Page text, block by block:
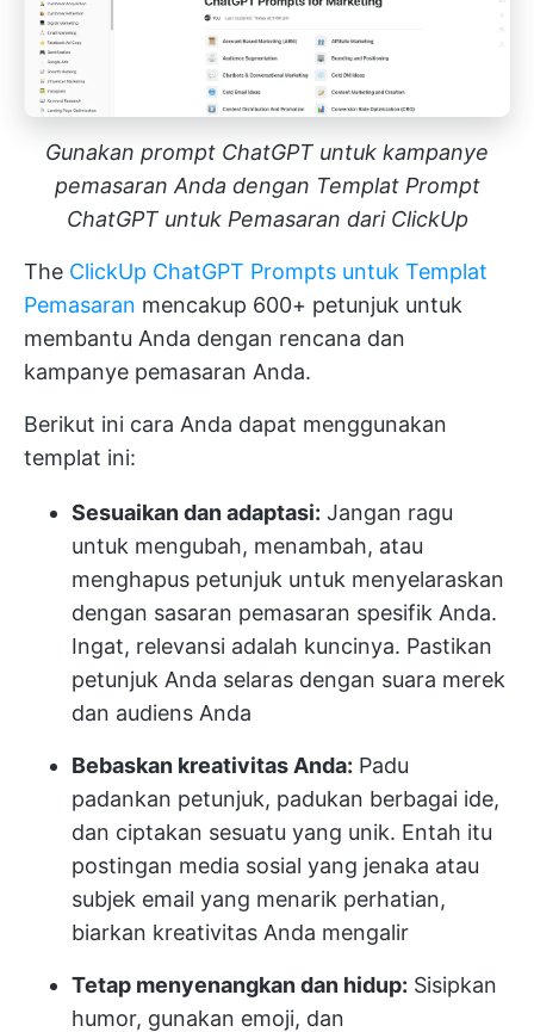
Gunakan prompt ChatGPT untuk kampanye
pemasaran Anda dengan Templat Prompt
ChatGPT untuk Pemasaran dari ClickUp
The ClickUp ChatGPT Prompts untuk Templat
Pemasaran mencakup 600+ petunjuk untuk
membantu Anda dengan rencana dan
kampanye pemasaran Anda.
Berikut ini cara Anda dapat menggunakan
templat ini:
Sesuaikan dan adaptasi: Jangan ragu
untuk mengubah, menambah, atau
menghapus petunjuk untuk menyelaraskan
dengan sasaran pemasaran spesifik Anda.
Ingat, relevansi adalah kuncinya. Pastikan
petunjuk Anda selaras dengan suara merek
dan audiens Anda
Bebaskan kreativitas Anda: Padu
padankan petunjuk, padukan berbagai ide,
dan ciptakan sesuatu yang unik. Entah itu
postingan media sosial yang jenaka atau
subjek email yang menarik perhatian,
biarkan kreativitas Anda mengalir
Tetap menyenangkan dan hidup: Sisipkan
humor, gunakan emoji, dan